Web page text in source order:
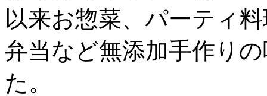
以来お惣菜、パーティ
弁当など無添加手作り
た。